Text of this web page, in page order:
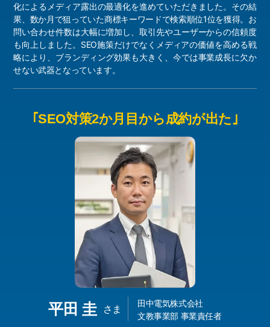
化によるメディア露出の最適化を進めていただきました。その結
果、数か月で狙っていた商標キーワードで検索順位1位を獲得。お
問い合わせ件数は大幅に増加し、取引先やユーザーからの信頼度
も向上しました。SEO施策だけでなくメディアの価値を高める戦
略により、ブランディング効果も大きく、今では事業成長に欠か
せない武器となっています。
｢SEO対策2か月目から成約が出た｣
平田 圭 さま
田中電気株式会社
文教事業部 事業責任者